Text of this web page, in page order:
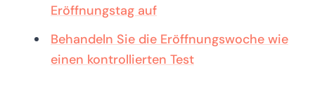
Eröffnungstag auf
Behandeln Sie die Eröffnungswoche wie
einen kontrollierten Test